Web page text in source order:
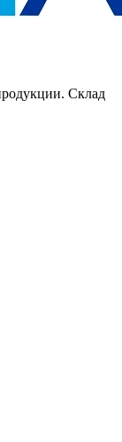
Склад